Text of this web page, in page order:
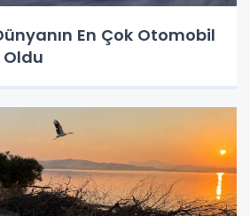
En Çok Otomobil
Oldu